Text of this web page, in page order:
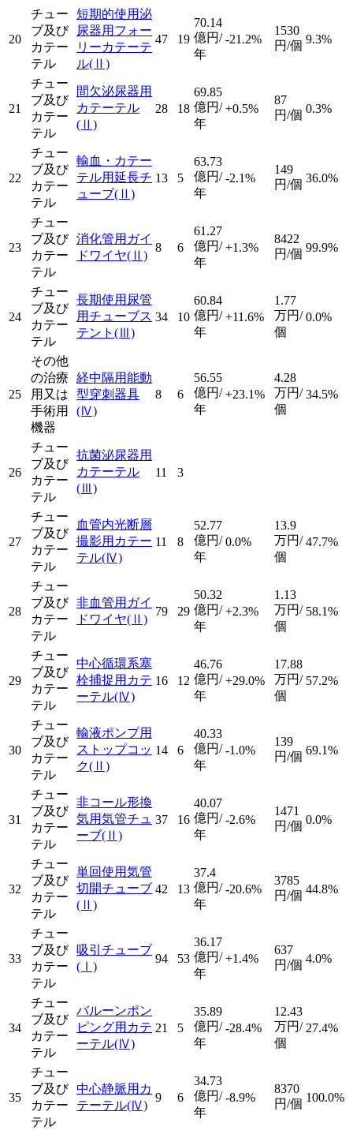
20
チュー
ブ及び
カテー
テル
短期的使用泌
尿器用フォー
リーカテーテ
ル(Ⅱ)
47 19
70.14
億円/
年
-21.2%
1530
円/個 9.3%
21
チュー
ブ及び
カテー
テル
間欠泌尿器用
カテーテル
(Ⅱ)
28 18
69.85
億円/
年
+0.5%
87
円/個 0.3%
22
チュー
ブ及び
カテー
テル
輸血・カテー
テル用延長チ
ューブ(Ⅱ)
13 5
63.73
億円/
年
-2.1%
149
円/個 36.0%
23
チュー
ブ及び
カテー
テル
消化管用ガイ
ドワイヤ(Ⅱ)
8 6
61.27
億円/
年
+1.3%
8422
円/個 99.9%
24
チュー
ブ及び
カテー
テル
長期使用尿管
用チューブス
テント (Ⅲ)
34 10
60.84
億円/
年
+11.6%
1.77
万円/
個
0.0%
25
その他
の治療
用又は
手術用
機器
経中隔用能動
型穿刺器具
(Ⅳ)
8 6
56.55
億円/
年
+23.1%
4.28
万円/
個
34.5%
26
チュー
ブ及び
カテー
テル
抗菌泌尿器用
カテーテル
(Ⅲ)
11 3
27
チュー
ブ及び
カテー
テル
血管内光断層
撮影用カテー
テル(Ⅳ)
11 8
52.77
億円/
年
0.0%
13.9
万円/
個
47.7%
28
チュー
ブ及び
カテー
テル
非血管用ガイ
ドワイヤ(Ⅱ)
79 29
50.32
億円/
年
+2.3%
1.13
万円/
個
58.1%
29
チュー
ブ及び
カテー
テル
中心循環系塞
栓捕捉用カテ
ーテル(Ⅳ)
16 12
46.76
億円/
年
+29.0%
17.88
万円/
個
57.2%
30
チュー
ブ及び
カテー
テル
輸液ポンプ用
ストップコッ
ク(Ⅱ)
14 6
40.33
億円/
年
-1.0%
139
円/個 69.1%
31
チュー
ブ及び
カテー
テル
非コール形換
気用気管チュ
ーブ(Ⅱ)
37 16
40.07
億円/
年
-2.6%
1471
円/個 0.0%
32
チュー
ブ及び
カテー
テル
単回使用気管
切開チューブ
(Ⅱ)
42 13
37.4
億円/
年
-20.6%
3785
円/個 44.8%
33
チュー
ブ及び
カテー
テル
吸引チューブ
(Ⅰ)
94 53
36.17
億円/
年
+1.4%
637
円/個 4.0%
34
チュー
ブ及び
カテー
テル
バルーンポン
ピング用カテ
ーテル(Ⅳ)
21 5
35.89
億円/
年
-28.4%
12.43
万円/
個
27.4%
35
チュー
ブ及び
カテー
テル
中心静脈用カ
テーテル(Ⅳ)
9 6
34.73
億円/
年
-8.9%
8370
円/個 100.0%